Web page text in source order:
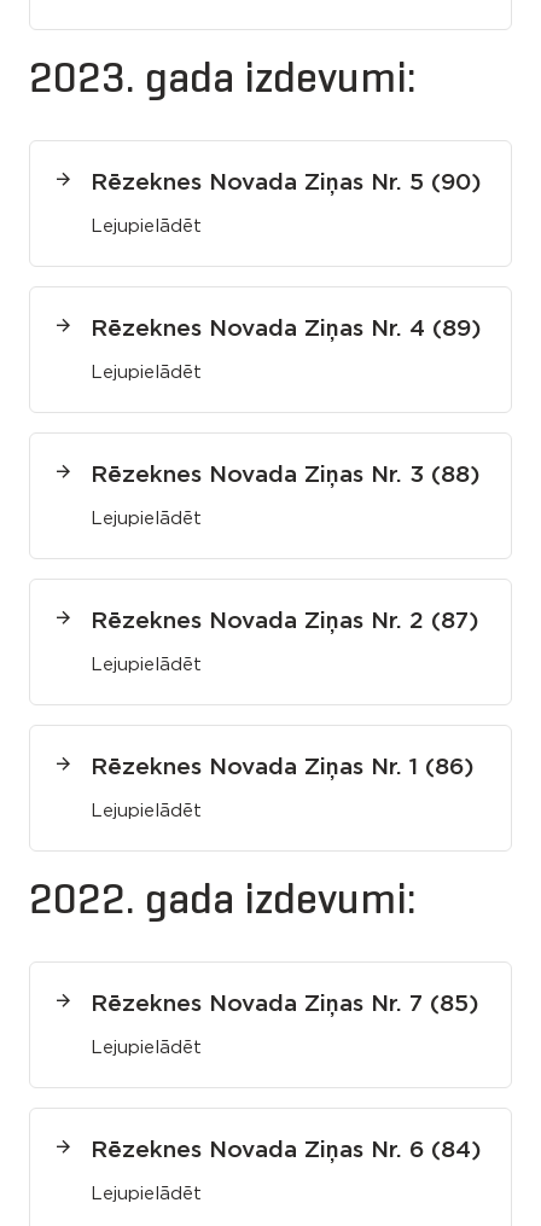
2023. gada izdevumi:
Rēzeknes Novada Ziņas Nr. 5 (90)
Lejupielādēt
Rēzeknes Novada Ziņas Nr. 4 (89)
Lejupielādēt
Rēzeknes Novada Ziņas Nr. 3 (88)
Lejupielādēt
Rēzeknes Novada Ziņas Nr. 2 (87)
Lejupielādēt
Rēzeknes Novada Ziņas Nr. 1 (86)
Lejupielādēt
2022. gada izdevumi:
Rēzeknes Novada Ziņas Nr. 7 (85)
Lejupielādēt
Rēzeknes Novada Ziņas Nr. 6 (84)
Lejupielādēt